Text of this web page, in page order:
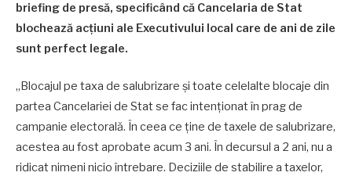
briefing de presă, specificând că Cancelaria de Stat
blochează acțiuni ale Executivului local care de ani de zile
sunt perfect legale.
„Blocajul pe taxa de salubrizare și toate celelalte blocaje din
partea Cancelariei de Stat se fac intenționat în prag de
campanie electorală. În ceea ce ține de taxele de salubrizare,
acestea au fost aprobate acum 3 ani. În decursul a 2 ani, nu a
ridicat nimeni nicio întrebare. Deciziile de stabilire a taxelor,